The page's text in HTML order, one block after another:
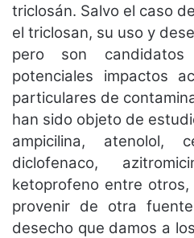
triclosán. Salvo el caso
el triclosan, su uso y
pero son
potenciales impactos
particulares de
han sido objeto de
ampicilina, atenolol,
diclofenaco,
ketoprofeno entre
provenir de otra
desecho que damos a